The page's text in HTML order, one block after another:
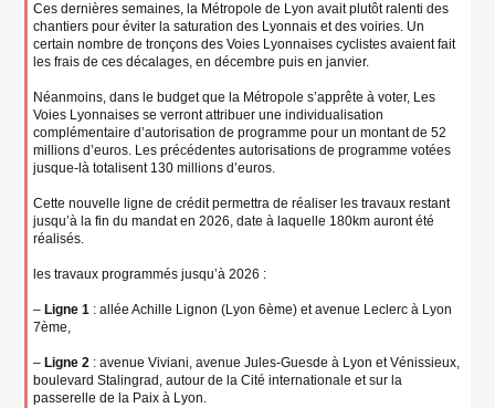
Ces dernières semaines, la Métropole de Lyon avait plutôt ralenti des
chantiers pour éviter la saturation des Lyonnais et des voiries. Un
certain nombre de tronçons des Voies Lyonnaises cyclistes avaient fait
les frais de ces décalages, en décembre puis en janvier.
Néanmoins, dans le budget que la Métropole s’apprête à voter, Les
Voies Lyonnaises se verront attribuer une individualisation
complémentaire d’autorisation de programme pour un montant de 52
millions d’euros. Les précédentes autorisations de programme votées
jusque-là totalisent 130 millions d’euros.
Cette nouvelle ligne de crédit permettra de réaliser les travaux restant
jusqu’à la fin du mandat en 2026, date à laquelle 180km auront été
réalisés.
les travaux programmés jusqu’à 2026 :
– Ligne 1 : allée Achille Lignon (Lyon 6ème) et avenue Leclerc à Lyon
7ème,
– Ligne 2 : avenue Viviani, avenue Jules-Guesde à Lyon et Vénissieux,
boulevard Stalingrad, autour de la Cité internationale et sur la
passerelle de la Paix à Lyon.